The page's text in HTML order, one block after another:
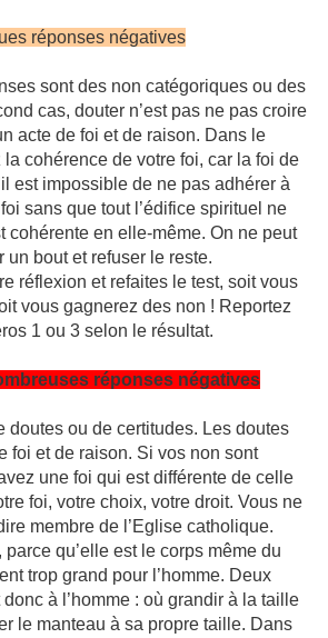
réponses négatives
sont des non catégoriques ou des
cas, douter n’est pas ne pas croire
acte de foi et de raison. Dans le
cohérence de votre foi, car la foi de
est impossible de ne pas adhérer à
sans que tout l’édifice spirituel ne
cohérente en elle-même. On ne peut
un bout et refuser le reste.
réflexion et refaites le test, soit vous
vous gagnerez des non ! Reportez
1 ou 3 selon le résultat.
réponses négatives
doutes ou de certitudes. Les doutes
foi et de raison. Si vos non sont
une foi qui est différente de celle
foi, votre choix, votre droit. Vous ne
membre de l’Eglise catholique.
parce qu’elle est le corps même du
trop grand pour l’homme. Deux
à l’homme : où grandir à la taille
le manteau à sa propre taille. Dans